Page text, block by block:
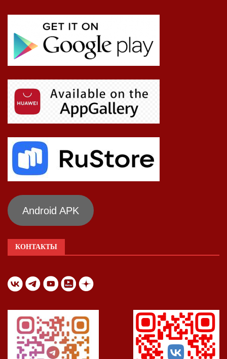
Android APK
КОНТАКТЫ